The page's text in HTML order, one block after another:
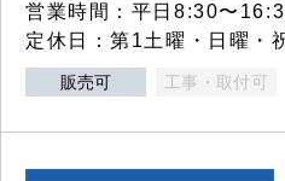
営業時間：平日8:30〜
定休日：第1土曜・日曜・
販売可 工事・取付可